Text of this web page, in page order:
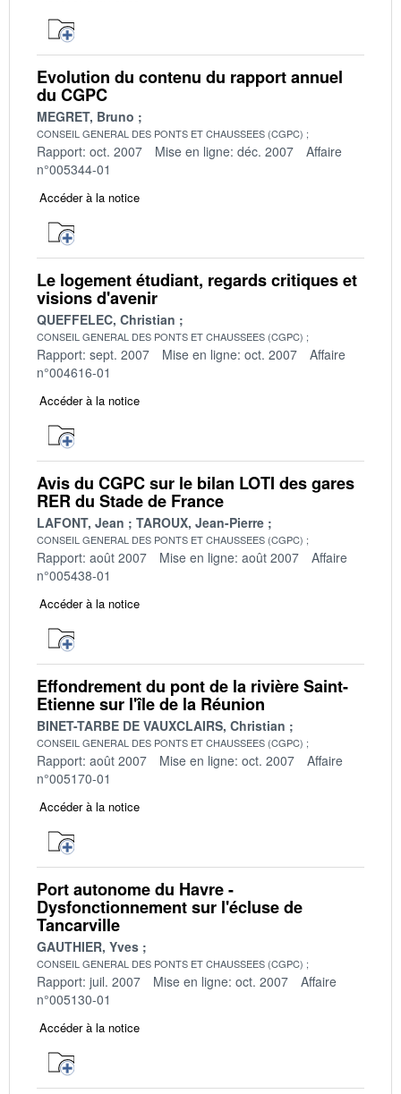
Evolution du contenu du rapport annuel
du CGPC
MEGRET, Bruno
CONSEIL GENERAL DES PONTS ET CHAUSSEES (CGPC)
Rapport: oct. 2007 Mise en ligne: déc. 2007
Affaire
n°005344-01
Accéder à la notice
Le logement étudiant, regards critiques et
visions d'avenir
QUEFFELEC, Christian
CONSEIL GENERAL DES PONTS ET CHAUSSEES (CGPC)
Rapport: sept. 2007 Mise en ligne: oct. 2007
Affaire
n°004616-01
Accéder à la notice
Avis du CGPC sur le bilan LOTI des gares
RER du Stade de France
LAFONT, Jean TAROUX, Jean-Pierre
CONSEIL GENERAL DES PONTS ET CHAUSSEES (CGPC)
Rapport: août 2007 Mise en ligne: août 2007
Affaire
n°005438-01
Accéder à la notice
Effondrement du pont de la rivière Saint-
Etienne sur l'île de la Réunion
BINET-TARBE DE VAUXCLAIRS, Christian
CONSEIL GENERAL DES PONTS ET CHAUSSEES (CGPC)
Rapport: août 2007 Mise en ligne: oct. 2007
Affaire
n°005170-01
Accéder à la notice
Port autonome du Havre -
Dysfonctionnement sur l'écluse de
Tancarville
GAUTHIER, Yves
CONSEIL GENERAL DES PONTS ET CHAUSSEES (CGPC)
Rapport: juil. 2007 Mise en ligne: oct. 2007
Affaire
n°005130-01
Accéder à la notice